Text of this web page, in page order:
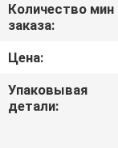
ФАБРИКИ
ПРОВЕРКА
Количество мин
заказа:
Цена:
Упаковывая
детали: